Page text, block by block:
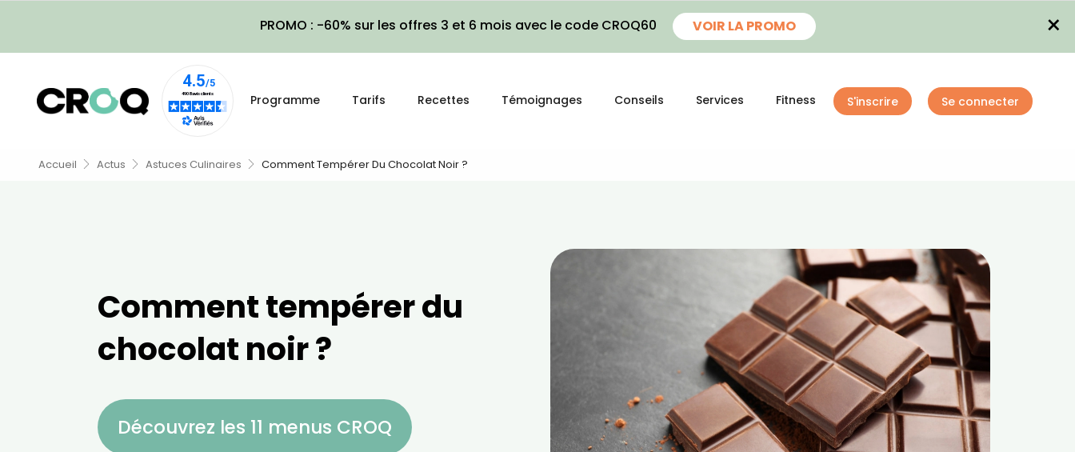
PROMO : -60% sur les offres 3 et 6 mois avec le code CROQ60 VOIR LA PROMO ×
Programme Tarifs Recettes Témoignages Conseils Services Fitness S'inscrire Se connecter
Accueil Actus Astuces Culinaires Comment Tempérer Du Chocolat Noir ?
Comment tempérer du
chocolat noir ?
Découvrez les 11 menus CROQ